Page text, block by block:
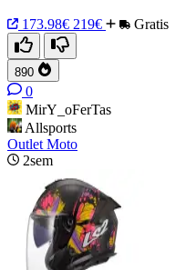
173.98€ 219€ Gratis
890
0
MirY_oFerTas
Allsports
Outlet Moto
2sem